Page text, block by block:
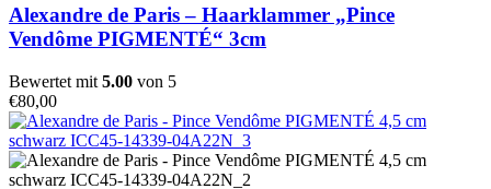
Alexandre de Paris – Haarklammer „Pince
Vendôme PIGMENTÉ“ 3cm
Bewertet mit 5.00 von 5
€80,00